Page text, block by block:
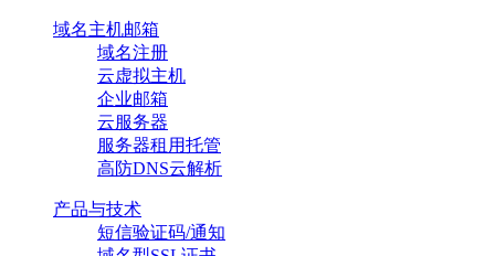
域名主机邮箱
域名注册
云虚拟主机
企业邮箱
云服务器
服务器租用托管
高防DNS云解析
产品与技术
短信验证码/通知